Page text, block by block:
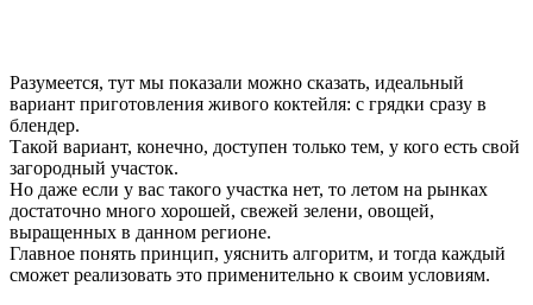
Разумеется, тут мы показали можно сказать, идеальный
вариант приготовления живого коктейля: с грядки сразу в
блендер.
Такой вариант, конечно, доступен только тем, у кого есть свой
загородный участок.
Но даже если у вас такого участка нет, то летом на рынках
достаточно много хорошей, свежей зелени, овощей,
выращенных в данном регионе.
Главное понять принцип, уяснить алгоритм, и тогда каждый
сможет реализовать это применительно к своим условиям.